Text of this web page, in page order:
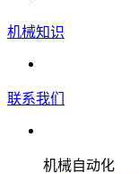
机械知识
联系我们
机械自动化